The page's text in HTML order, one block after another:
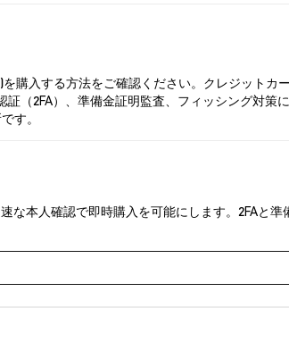
購入する方法をご確認ください。クレジット
（2FA）、準備金証明監査、フィッシング対策
す。
な本人確認で即時購入を可能にします。2FAと